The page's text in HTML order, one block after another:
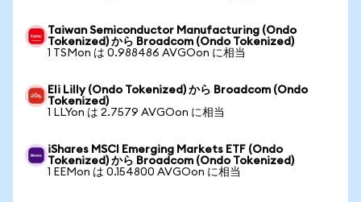
Taiwan Semiconductor Manufacturing (Ondo
Tokenized) から Broadcom (Ondo Tokenized)
1 TSMon は 0.988486 AVGOon に相当
Eli Lilly (Ondo Tokenized) から Broadcom (Ondo
Tokenized)
1 LLYon は 2.7579 AVGOon に相当
iShares MSCI Emerging Markets ETF (Ondo
Tokenized) から Broadcom (Ondo Tokenized)
1 EEMon は 0.154800 AVGOon に相当